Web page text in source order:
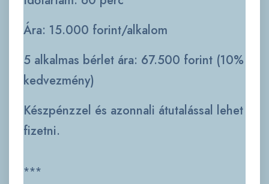
Ára: 15.000 forint/alkalom
5 alkalmas bérlet ára: 67.500 forint (10%
kedvezmény)
Készpénzzel és azonnali átutalással lehet
fizetni.
***